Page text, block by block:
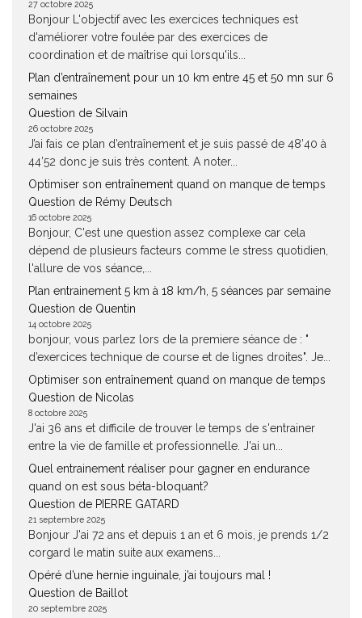
27 octobre 2025
Bonjour L'objectif avec les exercices techniques est
d'améliorer votre foulée par des exercices de
coordination et de maîtrise qui lorsqu'ils...
Plan d’entraînement pour un 10 km entre 45 et 50 mn sur 6
semaines
Question de Silvain
26 octobre 2025
J’ai fais ce plan d’entraînement et je suis passé de 48’40 à
44’52 donc je suis très content. A noter...
Optimiser son entraînement quand on manque de temps
Question de Rémy Deutsch
16 octobre 2025
Bonjour, C'est une question assez complexe car cela
dépend de plusieurs facteurs comme le stress quotidien,
l'allure de vos séance,...
Plan entrainement 5 km à 18 km/h, 5 séances par semaine
Question de Quentin
14 octobre 2025
bonjour, vous parlez lors de la premiere séance de : "
d’exercices technique de course et de lignes droites". Je...
Optimiser son entraînement quand on manque de temps
Question de Nicolas
8 octobre 2025
J'ai 36 ans et difficile de trouver le temps de s'entrainer
entre la vie de famille et professionnelle. J'ai un...
Quel entrainement réaliser pour gagner en endurance
quand on est sous béta-bloquant?
Question de PIERRE GATARD
21 septembre 2025
Bonjour J'ai 72 ans et depuis 1 an et 6 mois, je prends 1/2
corgard le matin suite aux examens...
Opéré d’une hernie inguinale, j’ai toujours mal !
Question de Baillot
20 septembre 2025